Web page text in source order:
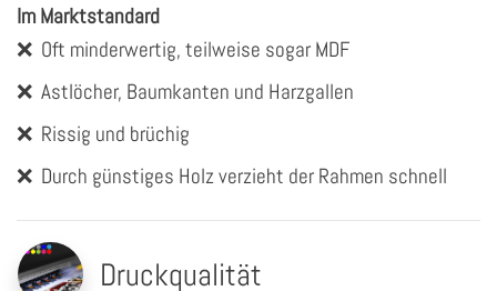
Im Marktstandard
❌ Oft minderwertig, teilweise sogar MDF
❌ Astlöcher, Baumkanten und Harzgallen
❌ Rissig und brüchig
❌ Durch günstiges Holz verzieht der Rahmen schnell
Druckqualität